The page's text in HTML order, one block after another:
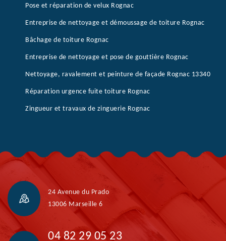
Pose et réparation de velux Rognac
Entreprise de nettoyage et démoussage de toiture Rognac
Bâchage de toiture Rognac
Entreprise de nettoyage et pose de gouttière Rognac
Nettoyage, ravalement et peinture de façade Rognac 13340
Réparation urgence fuite toiture Rognac
Zingueur et travaux de zinguerie Rognac
24 Avenue du Prado
13006 Marseille 6
04 82 29 05 23